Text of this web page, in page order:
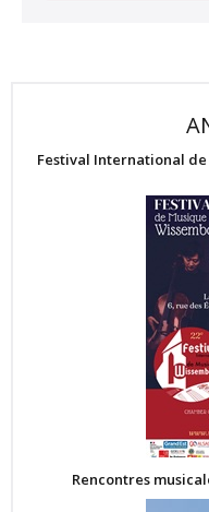
Festival International
Rencontres